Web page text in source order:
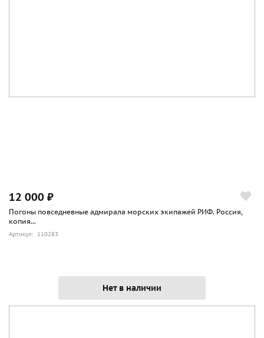
12 000 ₽
Погоны повседневные адмирала морских экипажей РИФ. Россия,
копия...
Артикул: 110283
Нет в наличии